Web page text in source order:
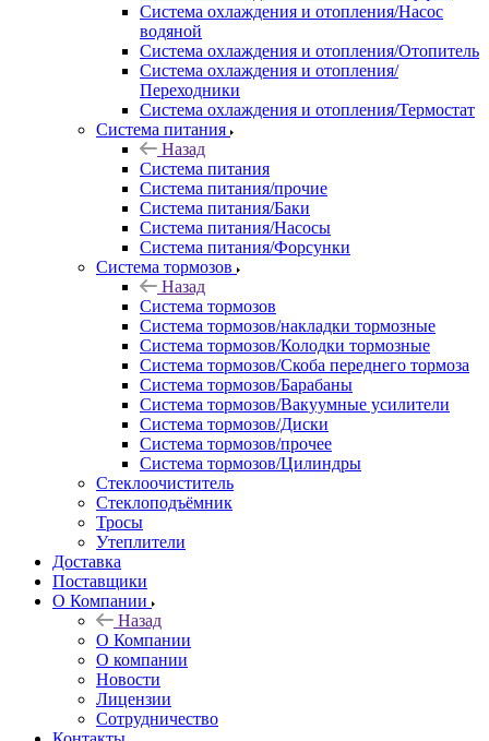
Система охлаждения и отопления/Насос
водяной
Система охлаждения и отопления/Отопитель
Система охлаждения и отопления/
Переходники
Система охлаждения и отопления/Термостат
Система питания
Назад
Система питания
Система питания/прочие
Система питания/Баки
Система питания/Насосы
Система питания/Форсунки
Система тормозов
Назад
Система тормозов
Система тормозов/накладки тормозные
Система тормозов/Колодки тормозные
Система тормозов/Скоба переднего тормоза
Система тормозов/Барабаны
Система тормозов/Вакуумные усилители
Система тормозов/Диски
Система тормозов/прочее
Система тормозов/Цилиндры
Стеклоочиститель
Стеклоподъёмник
Тросы
Утеплители
Доставка
Поставщики
О Компании
Назад
О Компании
О компании
Новости
Лицензии
Сотрудничество